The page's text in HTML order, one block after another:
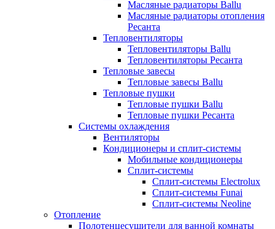
Масляные радиаторы Ballu
Масляные радиаторы отопления
Ресанта
Тепловентиляторы
Тепловентиляторы Ballu
Тепловентиляторы Ресанта
Тепловые завесы
Тепловые завесы Ballu
Тепловые пушки
Тепловые пушки Ballu
Тепловые пушки Ресанта
Системы охлаждения
Вентиляторы
Кондиционеры и сплит-системы
Мобильные кондиционеры
Сплит-системы
Сплит-системы Electrolux
Сплит-системы Funai
Сплит-системы Neoline
Отопление
Полотенцесушители для ванной комнаты